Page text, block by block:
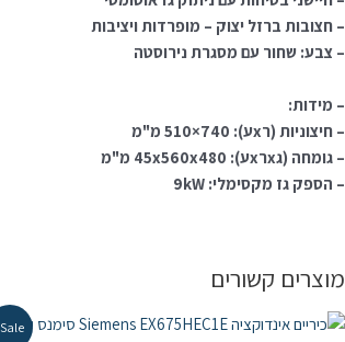
– חצובות ברזל יצוק – מופרדות ויציבות
– צבע: שחור עם מסגרת נירוסטה
– מידות:
– חיצוניות (רxע): 740×510 מ"מ
– גומחה (גxרxע): 45x560x480 מ"מ
– הספק גז מקסימלי: 9kW
מוצרים קשורים
Sale!